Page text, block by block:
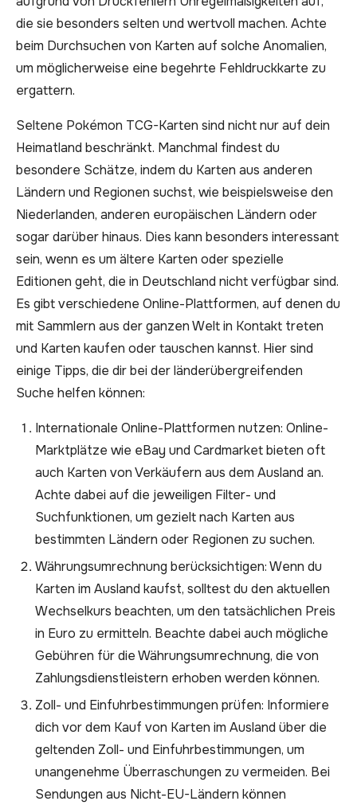
die sie besonders selten und wertvoll machen. Achte
beim Durchsuchen von Karten auf solche Anomalien,
um möglicherweise eine begehrte Fehldruckkarte zu
ergattern.
Seltene Pokémon TCG-Karten sind nicht nur auf dein
Heimatland beschränkt. Manchmal findest du
besondere Schätze, indem du Karten aus anderen
Ländern und Regionen suchst, wie beispielsweise den
Niederlanden, anderen europäischen Ländern oder
sogar darüber hinaus. Dies kann besonders interessant
sein, wenn es um ältere Karten oder spezielle
Editionen geht, die in Deutschland nicht verfügbar sind.
Es gibt verschiedene Online-Plattformen, auf denen du
mit Sammlern aus der ganzen Welt in Kontakt treten
und Karten kaufen oder tauschen kannst. Hier sind
einige Tipps, die dir bei der länderübergreifenden
Suche helfen können:
Internationale Online-Plattformen nutzen: Online-
Marktplätze wie eBay und Cardmarket bieten oft
auch Karten von Verkäufern aus dem Ausland an.
Achte dabei auf die jeweiligen Filter- und
Suchfunktionen, um gezielt nach Karten aus
bestimmten Ländern oder Regionen zu suchen.
Währungsumrechnung berücksichtigen: Wenn du
Karten im Ausland kaufst, solltest du den aktuellen
Wechselkurs beachten, um den tatsächlichen Preis
in Euro zu ermitteln. Beachte dabei auch mögliche
Gebühren für die Währungsumrechnung, die von
Zahlungsdienstleistern erhoben werden können.
Zoll- und Einfuhrbestimmungen prüfen: Informiere
dich vor dem Kauf von Karten im Ausland über die
geltenden Zoll- und Einfuhrbestimmungen, um
unangenehme Überraschungen zu vermeiden. Bei
Sendungen aus Nicht-EU-Ländern können